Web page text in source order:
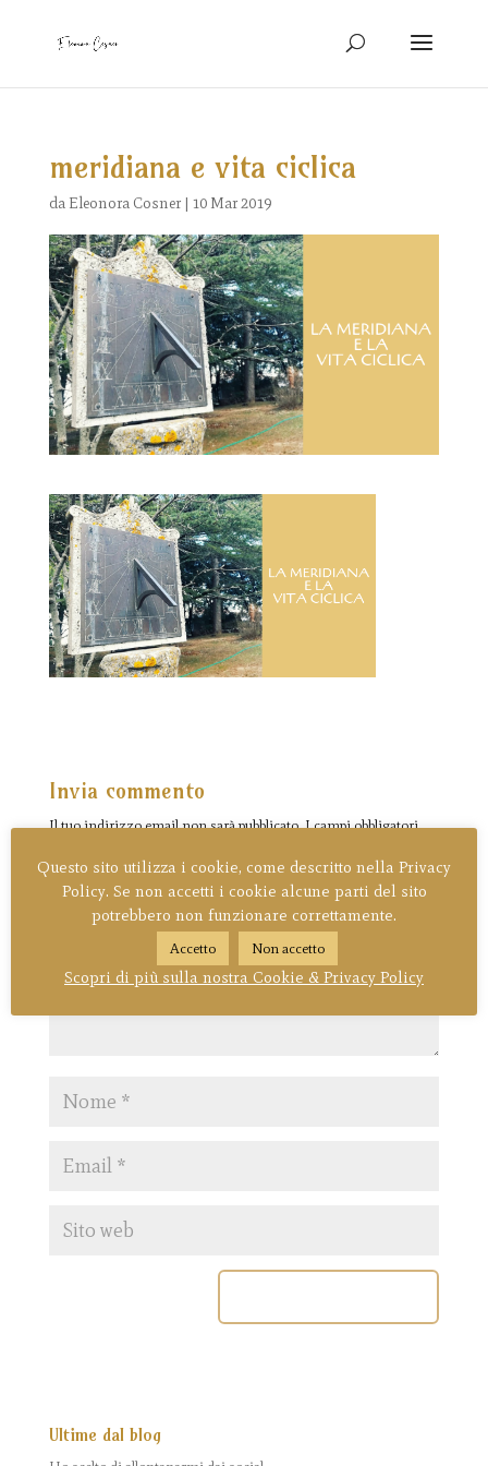
meridiana e vita ciclica
da Eleonora Cosner| 10 Mar 2019
Invia commento
Il tuo indirizzo email non sarà pubblicato. I campi obbligatori
Ultime dal blog
Questo sito utilizza i cookie, come descritto nella Privacy
Policy. Se non accetti i cookie alcune parti del sito
potrebbero non funzionare correttamente.
Accetto Non accetto
Scopri di più sulla nostra Cookie & Privacy Policy